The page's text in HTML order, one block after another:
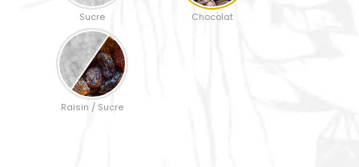
Sucre Chocolat
Raisin / Sucre